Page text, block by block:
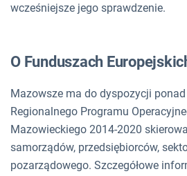
wcześniejsze jego sprawdzenie.
O Funduszach
Mazowsze ma do dyspozycji ponad
Regionalnego Programu
Mazowieckiego 2014-2020
samorządów, przedsiębiorców,
pozarządowego. Szczegółowe